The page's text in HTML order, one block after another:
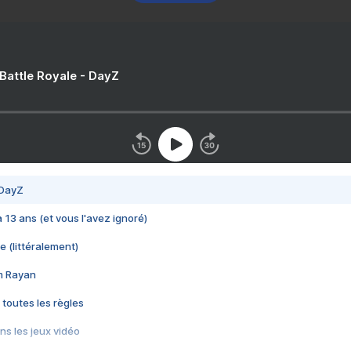
Royale - DayZ
13 ans (et vous l'avez ignoré)
(littéralement)
Rayan
toutes les règles
les jeux vidéo